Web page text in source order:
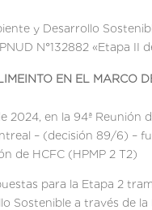
y Desarrollo
N°132882 «Etapa II
EN EL MARCO
2024, en la 94ª
– (decisión 89/6) –
de HCFC (HPMP 2 T2)
para la Etapa 2
Sostenible a través de